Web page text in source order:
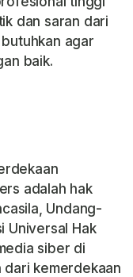
dan saran dari
agar
baik.
adalah hak
Undang-
Universal Hak
siber di
dari kemerdekaan